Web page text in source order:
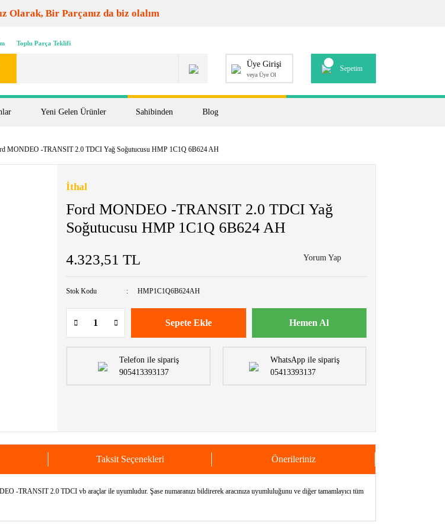
Olarak, Bir Parçanız da biz olalım
Toplu Parça Teklifi
Üye Girişi
veya Üye Ol
Sepetim
Yeni Gelen Ürünler Sahibinden Blog
MONDEO -TRANSIT 2.0 TDCI Yağ Soğutucusu HMP 1C1Q 6B624 AH
İthal
Ford MONDEO -TRANSIT 2.0 TDCI Yağ
Soğutucusu HMP 1C1Q 6B624 AH
4.323,51 TL Yorum Yap
Stok Kodu HMP1C1Q6B624AH
Sepete Ekle Hemen Al
Telefon ile sipariş
905413393137
WhatsApp ile sipariş
05413393137
Taksit Seçenekleri Önerileriniz
-TRANSIT 2.0 TDCI vb araçlar ile uyumludur. Şase numaranızı bildirerek aracınıza uyumluluğunu ve diğer tamamlayıcı tüm